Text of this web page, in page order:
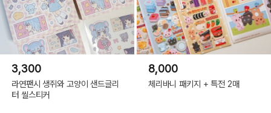
3,300
라연팬시 생쥐와 고양이 샌드글리
터 씰스티커
8,000
체리바니 패키지 + 특전 2매